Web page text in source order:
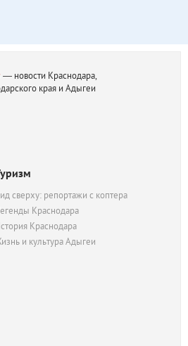
— новости Краснодара,
края и Адыгеи
сверху: репортажи с коптера
Краснодара
Краснодара
и культура Адыгеи